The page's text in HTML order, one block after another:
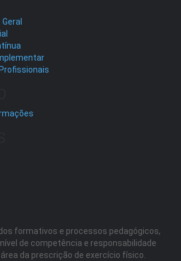
formativos e processos pedagógicos,
de competência e responsabilidade
da prescrição de exercício físico.